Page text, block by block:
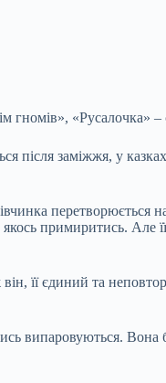
гномів», «Русалочка»
заміжжя, у
перетворюється
примиритись. Але
її єдиний та
випаровуються. Вона